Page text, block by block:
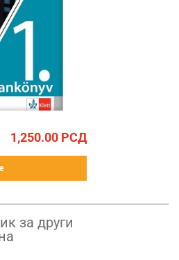
1,250.00 РСД
за други